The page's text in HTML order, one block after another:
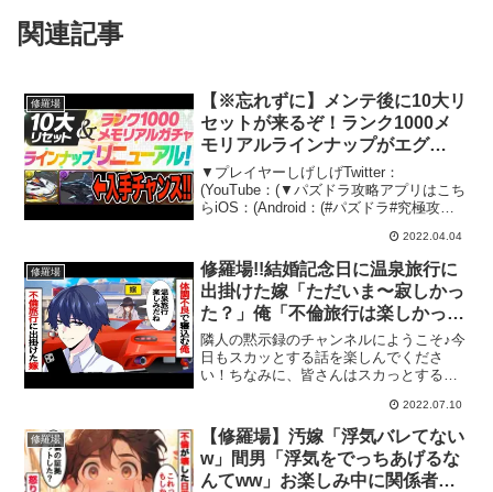
関連記事
修羅場
【※忘れずに】メンテ後に10大リ
セットが来るぞ！ランク1000メ
モリアルラインナップがエグ
い！！！【パズドラ】
▼プレイヤーしげしげTwitter：
(YouTube：(▼パズドラ攻略アプリはこち
らiOS：(Android：(#パズドラ#究極攻略
2022.04.04
修羅場
修羅場!!結婚記念日に温泉旅行に
出掛けた嫁「ただいま〜寂しかっ
た？」俺「不倫旅行は楽しかった
w？」汚嫁の反応が面白過ぎて腹
筋崩壊wwスカッとする話
隣人の黙示録のチャンネルにようこそ♪今
日もスカッとする話を楽しんでくださ
い！ちなみに、皆さんはスカっとする話
(LINE)系など様々なスカッとする動画が
たくさんあると思いますが、隣人の黙示
録では実話や2ch(2...
2022.07.10
修羅場
【修羅場】汚嫁「浮気バレてない
w」間男「浮気をでっちあげるな
んてww」お楽しみ中に関係者全